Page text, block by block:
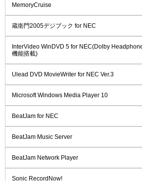
MemoryCruise
蔵衛門2005デジブック for NEC
InterVideo WinDVD 5 for NEC(Dolby
機能搭載)
Ulead DVD MovieWriter for NEC Ver.3
Microsoft Windows Media Player 10
BeatJam for NEC
BeatJam Music Server
BeatJam Network Player
Sonic RecordNow!